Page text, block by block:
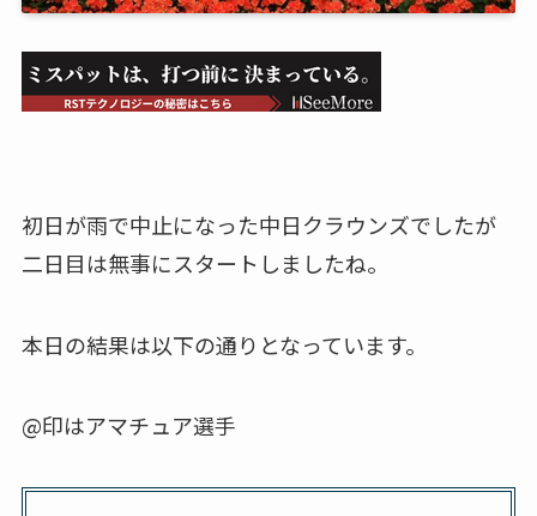
初日が雨で中止になった中日クラウンズでしたが
二日目は無事にスタートしましたね。
本日の結果は以下の通りとなっています。
@印はアマチュア選手